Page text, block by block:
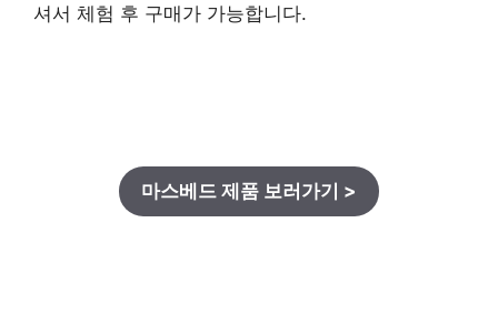
셔서 체험 후 구매가 가능합니다.
마스베드 제품 보러가기 >